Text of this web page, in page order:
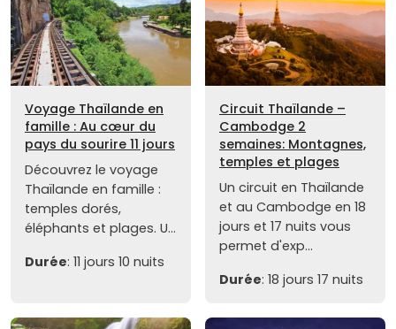
Voyage Thaïlande en
famille : Au cœur du
pays du sourire 11 jours
Découvrez le voyage
Thaïlande en famille :
temples dorés,
éléphants et plages. U...
Durée: 11 jours 10 nuits
Circuit Thaïlande –
Cambodge 2
semaines: Montagnes,
temples et plages
Un circuit en Thaïlande
et au Cambodge en 18
jours et 17 nuits vous
permet d'exp...
Durée: 18 jours 17 nuits